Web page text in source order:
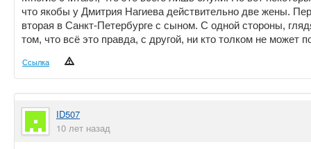
что якобы у Дмитрия Нагиева действительно две жены.
вторая в Санкт-Петербурге с сыном. С одной стороны,
том, что всё это правда, с другой, ни кто толком не может
Ссылка
ID507
10 лет назад